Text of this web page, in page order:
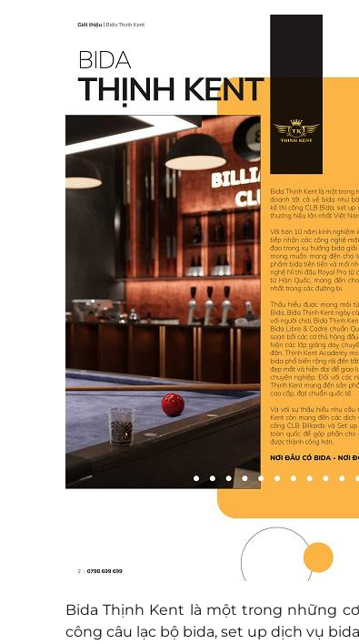
Bida Thịnh Kent là một trong những
công câu lạc bộ bida, set up dịch vụ